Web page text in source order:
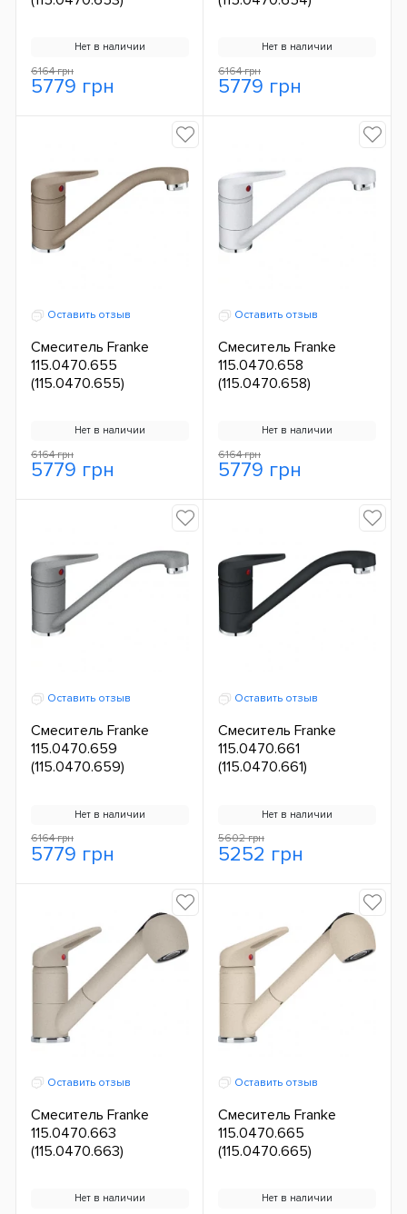
Нет в наличии
6164 грн
5779 грн
Нет в наличии
6164 грн
5779 грн
Оставить отзыв
Смеситель Franke
115.0470.655
(115.0470.655)
Нет в наличии
6164 грн
5779 грн
Оставить отзыв
Смеситель Franke
115.0470.658
(115.0470.658)
Нет в наличии
6164 грн
5779 грн
Оставить отзыв
Смеситель Franke
115.0470.659
(115.0470.659)
Нет в наличии
6164 грн
5779 грн
Оставить отзыв
Смеситель Franke
115.0470.661
(115.0470.661)
Нет в наличии
5602 грн
5252 грн
Оставить отзыв
Смеситель Franke
115.0470.663
(115.0470.663)
Нет в наличии
Оставить отзыв
Смеситель Franke
115.0470.665
(115.0470.665)
Нет в наличии